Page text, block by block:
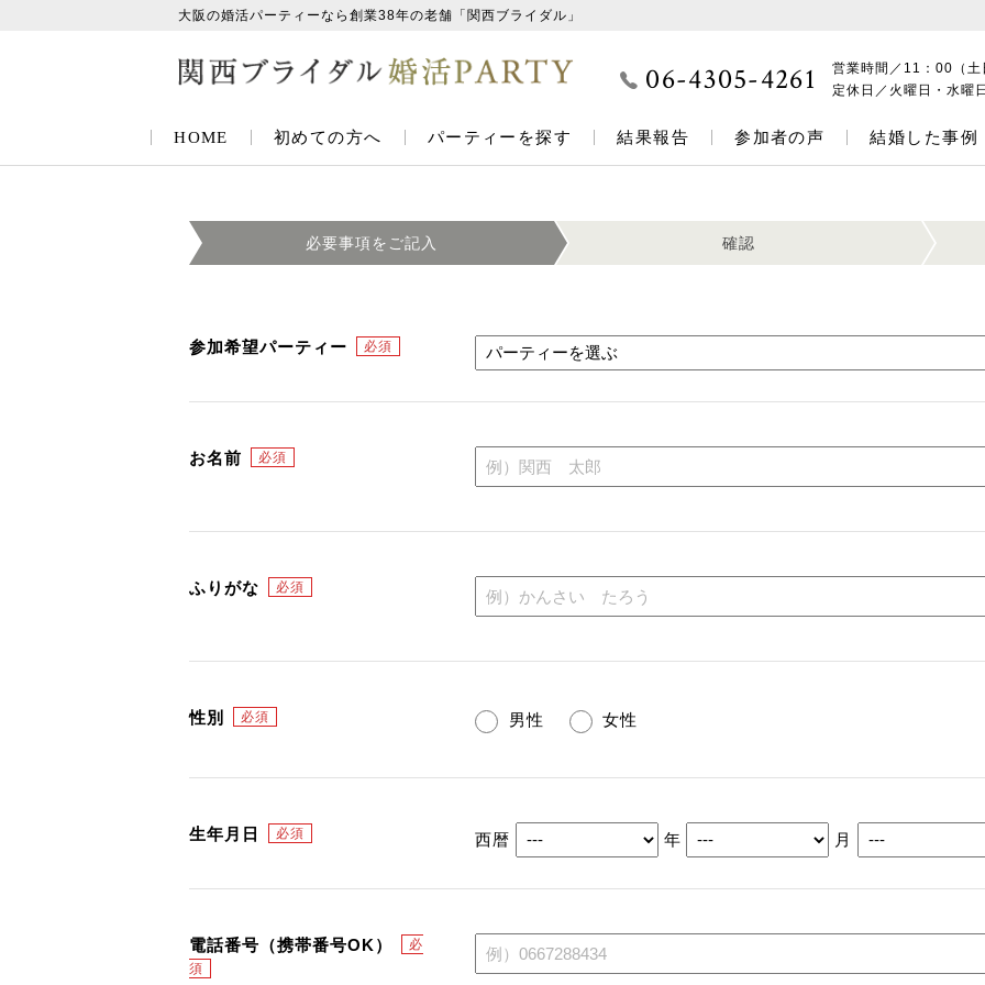
大阪の婚活パーティーなら創業38年の老舗「関西ブライダル」
06-4305-4261 営業時間／ 11：00（
定休日／ 火曜日・水曜
HOME 初めての方へ パーティーを探す 結果報告 参加者の声 結婚した事例
必要事項を ご記入 確認
参加希望パーティー
お名前
ふりがな
性別 男性 女性
生年月日 西暦 年 月
電話番号（携帯番号OK）